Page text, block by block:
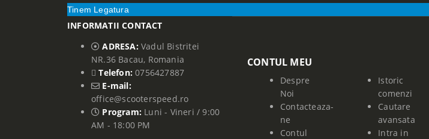
Tinem Legatura
INFORMATII CONTACT
ADRESA: Vadul Bistritei
NR.36 Bacau, Romania
Telefon: 0756427887
E-mail:
office@scooterspeed.ro
Program: Luni - Vineri / 9:00
AM - 18:00 PM
CONTUL MEU
Despre
Noi
Contacteaza-
ne
Contul
Istoric
comenzi
Cautare
avansata
Intra in